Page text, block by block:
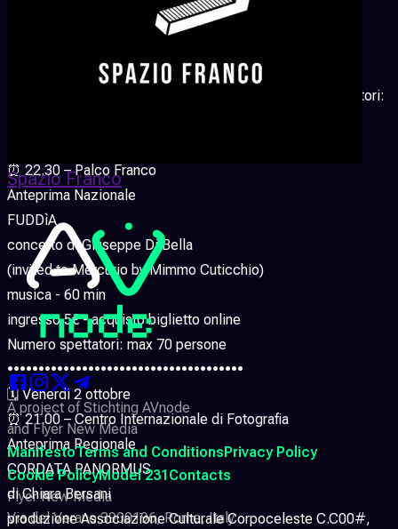
prodotto da GOLD,INFINITO, Riccione Teatro
pièce teatrale in realtà virtuale - 70 min
ingresso 10€ - acquisto biglietto on line – Numero Spettatori:
⏰ 22.30 – Palco Franco
Anteprima Nazionale
FUDDìA
concerto di Giuseppe Di Bella
(invited to Mercurio by Mimmo Cuticchio)
musica - 60 min
ingresso 5€ - acquisto biglietto online
Numero spettatori: max 70 persone
••••••••••••••••••••••••••••••••••••••
🗓 Venerdi 2 ottobre
⏰ 21.00 – Centro Internazionale di Fotografia
Anteprima Regionale
CORDATA PANORMUS
di Chiara Bersani
produzione Associazione Culturale Corpoceleste C.C00#,
Spazio Franco
A project of Stichting AVnode
and Flyer New Media
ManifestoTerms and ConditionsPrivacy Policy
Cookie PolicyModel 231 Contacts
Flyer New Media
Via del Verano 3900196, Rome, Italy